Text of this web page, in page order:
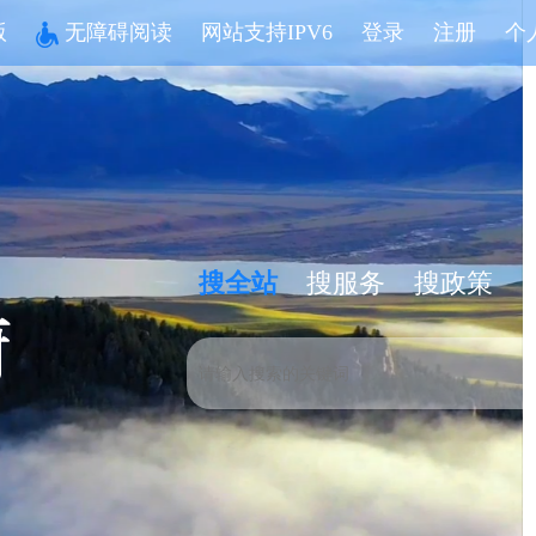
无障碍阅读 网站支持IPV6 登录 注册 个
搜全站 搜服务 搜政策